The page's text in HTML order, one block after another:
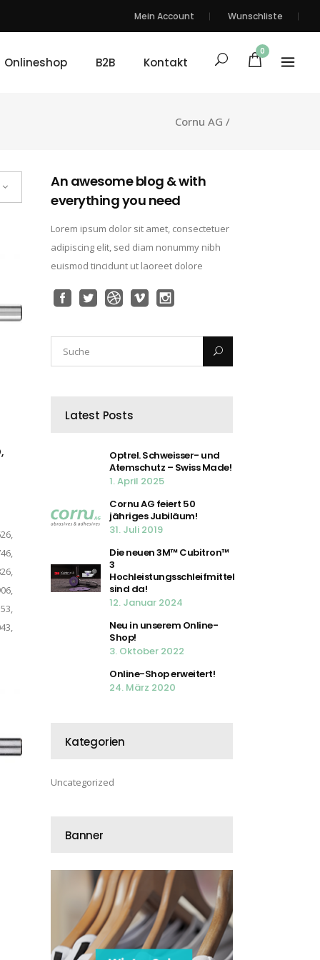
Mein Account Wunschliste
Onlineshop B2B Kontakt
0
Cornu AG /
An awesome blog & with
everything you need
Lorem ipsum dolor sit amet, consectetuer
adipiscing elit, sed diam nonummy nibh
euismod tincidunt ut laoreet dolore
Latest Posts
Optrel. Schweisser- und
Atemschutz – Swiss Made!
1. April 2025
Cornu AG feiert 50
jähriges Jubiläum!
31. Juli 2019
Die neuen 3M™ Cubitron™
3
Hochleistungsschleifmittel
sind da!
12. Januar 2024
Neu in unserem Online-
Shop!
3. Oktober 2022
Online-Shop erweitert!
24. März 2020
Kategorien
Uncategorized
Banner